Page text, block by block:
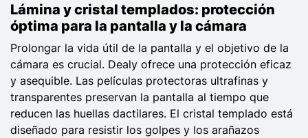
Lámina y cristal templados: protección
óptima para la pantalla y la cámara
Prolongar la vida útil de la pantalla y el objetivo de la
cámara es crucial. Dealy ofrece una protección eficaz
y asequible. Las películas protectoras ultrafinas y
transparentes preservan la pantalla al tiempo que
reducen las huellas dactilares. El cristal templado está
diseñado para resistir los golpes y los arañazos